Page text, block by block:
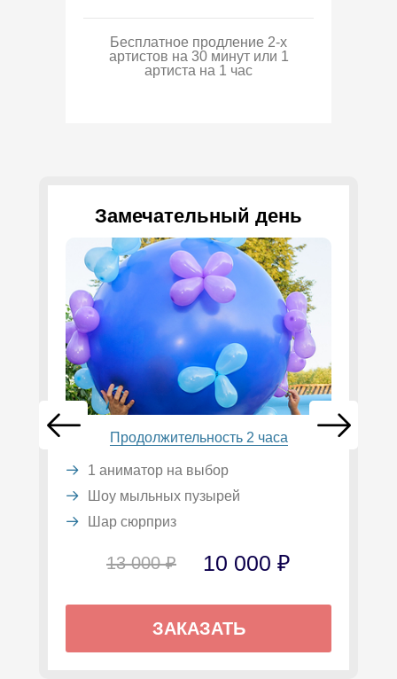
Бесплатное продление 2-х
артистов на 30 минут или 1
артиста на 1 час
Замечательный день
Продолжительность 2 часа
1 аниматор на выбор
Шоу мыльных пузырей
Шар сюрприз
13 000 ₽ 10 000 ₽
ЗАКАЗАТЬ